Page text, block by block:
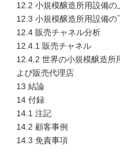
12.2 小規模醸造所用設備の
12.3 小規模醸造所用設備の
12.4 販売チャネル分析
12.4.1 販売チャネル
12.4.2 世界の小規模醸造所
よび販売代理店
13 結論
14 付録
14.1 注記
14.2 顧客事例
14.3 免責事項